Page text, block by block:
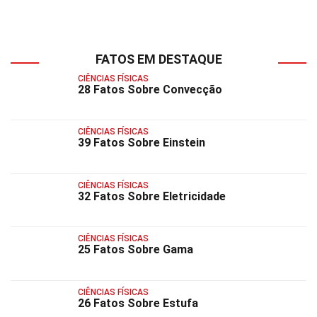
FATOS EM DESTAQUE
CIÊNCIAS FÍSICAS
28 Fatos Sobre Convecção
CIÊNCIAS FÍSICAS
39 Fatos Sobre Einstein
CIÊNCIAS FÍSICAS
32 Fatos Sobre Eletricidade
CIÊNCIAS FÍSICAS
25 Fatos Sobre Gama
CIÊNCIAS FÍSICAS
26 Fatos Sobre Estufa